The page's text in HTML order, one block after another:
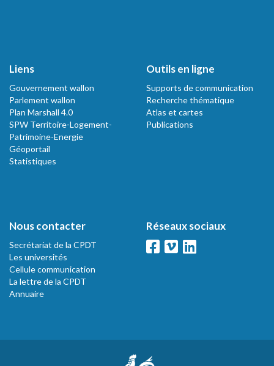
Liens
Gouvernement wallon
Parlement wallon
Plan Marshall 4.0
SPW Territoire-Logement-
Patrimoine-Energie
Géoportail
Statistiques
Outils en ligne
Supports de communication
Recherche thématique
Atlas et cartes
Publications
Nous contacter
Secrétariat de la CPDT
Les universités
Cellule communication
La lettre de la CPDT
Annuaire
Réseaux sociaux